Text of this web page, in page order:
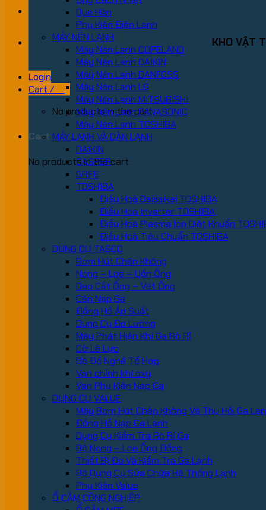
KHO VẬT
Login
Cart /
₫
No products in the cart.
Cart
No products in the cart.
Que Hàn
Phụ Kiện Điện Lạnh
MÁY NÉN LẠNH
Máy Nén Lạnh COPELAND
Máy Nén Lạnh DAIKIN
Máy Nén Lạnh DANFOSS
Máy Nén Lạnh LG
Máy Nén Lạnh MITSUBISHI
Máy Nén Lạnh PANASONIC
Máy Nén Lạnh TOSHIBA
MÁY LẠNH VÀ DÀN LẠNH
DAIKIN
CASPER
GREE
TOSHIBA
Điều Hoà Daiseikai TOSHIBA
Điều Hoà Inverter TOSHIBA
Điều Hoà Plasma Ion Diệt Khuẩn
Điều Hoà Tiêu Chuẩn TOSHIBA
DỤNG CỤ TASCO
Bơm Hút Chân Không
Nong – Loe – Uốn Ống
Dao Cắt Ống – Vét Ống
Cân Nạp Ga
Đồng Hồ Áp Suất
Dụng Cụ Đo Lường
Máy Phát Hiện Khí Ga Rò Rỉ
Cờ Lê Lực
Bộ Đồ Nghề Tổ Hợp
Van chỉnh khí oxy
Van Phụ Kiện Nạp Ga
DỤNG CỤ VALUE
Máy Bơm Hút Chân Không Và Thu Hồi Ga
Đồng Hồ Nạp Ga Lạnh
Dụng Cụ Kiểm Tra Rò Rỉ Ga
Bộ Nong – Loe Ống Đồng
Thiết Bị Đo Và Kiểm Tra Ga Lạnh
Bộ Dụng Cụ Sửa Chữa Hệ Thống Lạnh
Phụ Kiện Value
Ổ CẮM CÔNG NGHIỆP